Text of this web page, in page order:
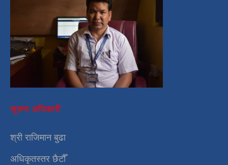
सूचना अधिकारी
श्री राजिमान बुढा
अधिकृतस्तर छैटौँ